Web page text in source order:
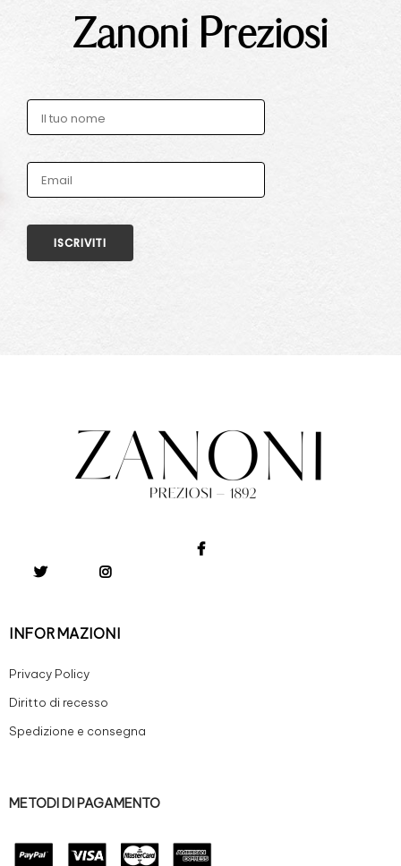
Zanoni Preziosi
INFORMAZIONI
Privacy Policy
Diritto di recesso
Spedizione e consegna
METODI DI PAGAMENTO